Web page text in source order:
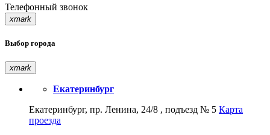
Телефонный звонок
xmark
Выбор города
xmark
Екатеринбург
Екатеринбург, пр. Ленина, 24/8 , подъезд № 5 Карта
проезда